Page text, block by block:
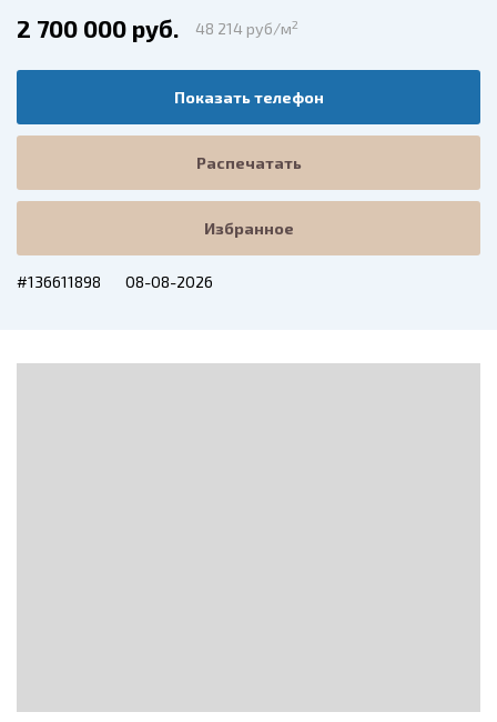
2 700 000 руб. 48 214 руб/м2
Показать телефон
Распечатать
Избранное
#136611898 08-08-2026